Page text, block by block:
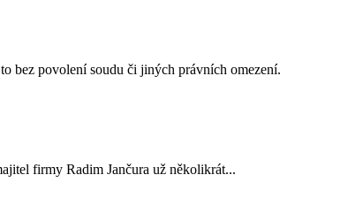
bez povolení soudu či jiných právních omezení.
firmy Radim Jančura už několikrát...